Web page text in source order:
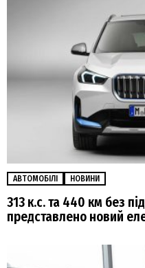
АВТОМОБІЛІ НОВИНИ
313 к.с. та 440 км без
представлено новий